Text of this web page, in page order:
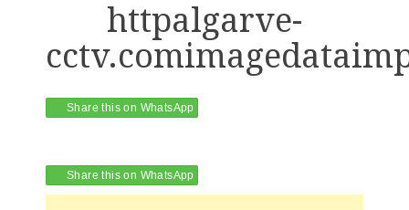
httpalgarve-
Share this on WhatsApp
Share this on WhatsApp